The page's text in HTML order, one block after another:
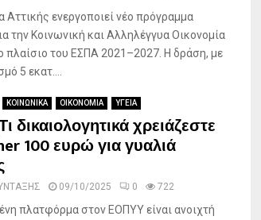
Αττικής ενεργοποιεί νέο πρόγραμμα
την Κοινωνική και Αλληλέγγυα Οικονομία
πλαίσιο του ΕΣΠΑ 2021–2027. Η δράση, με
5 εκατ....
ΚΟΙΝΩΝΙΚΑ ΟΙΚΟΝΟΜΙΑ ΥΓΕΙΑ
δικαιολογητικά χρειάζεστε
100 ευρώ για γυαλιά
09/10/2025 0 722
πλατφόρμα στον ΕΟΠΥΥ είναι ανοιχτή